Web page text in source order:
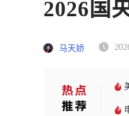
2026国
马天娇